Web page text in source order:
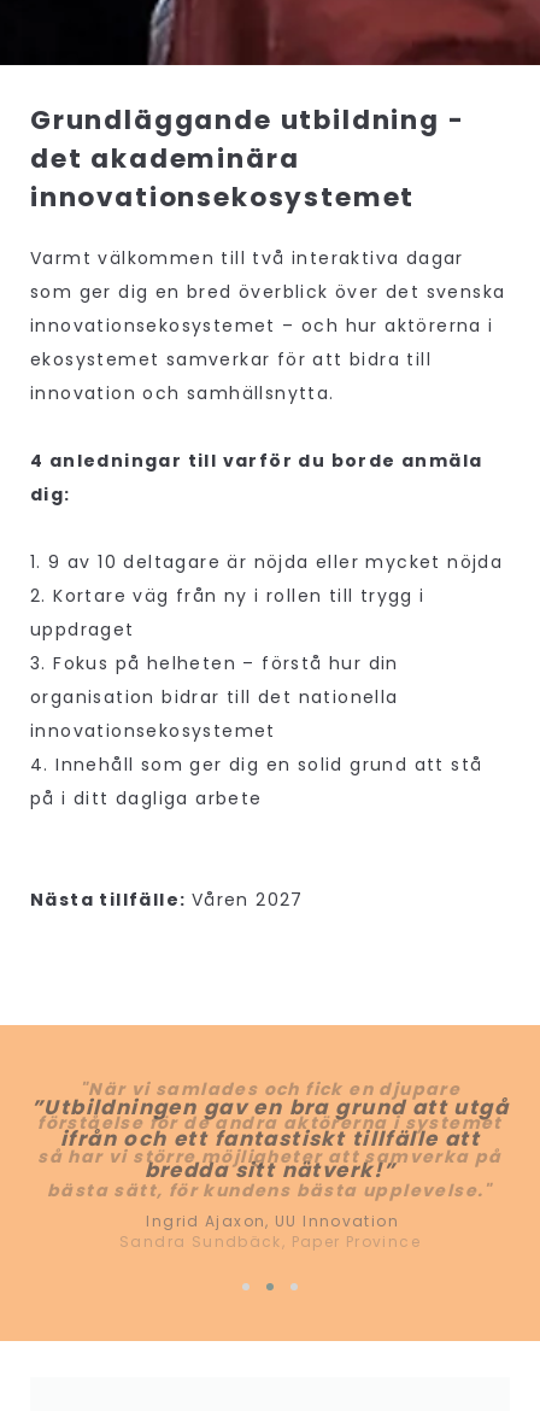
Grundläggande utbildning -
det akademinära
innovationsekosystemet
Varmt välkommen till två interaktiva dagar
som ger dig en bred överblick över det svenska
innovationsekosystemet – och hur aktörerna i
ekosystemet samverkar för att bidra till
innovation och samhällsnytta.
4 anledningar till varför du borde anmäla
dig:
1. 9 av 10 deltagare är nöjda eller mycket nöjda
2. Kortare väg från ny i rollen till trygg i
uppdraget
3. Fokus på helheten – förstå hur din
organisation bidrar till det nationella
innovationsekosystemet
4. Innehåll som ger dig en solid grund att stå
på i ditt dagliga arbete
Nästa tillfälle: Våren 2027
”Utbildningen gav en bra grund att utgå
ifrån och ett fantastiskt tillfälle att
bredda sitt nätverk!”
Ingrid Ajaxon, UU Innovation
"När vi samlades och fick en djupare
förståelse för de andra aktörerna i systemet
så har vi större möjligheter att samverka på
bästa sätt, för kundens bästa upplevelse."
Sandra Sundbäck, Paper Province